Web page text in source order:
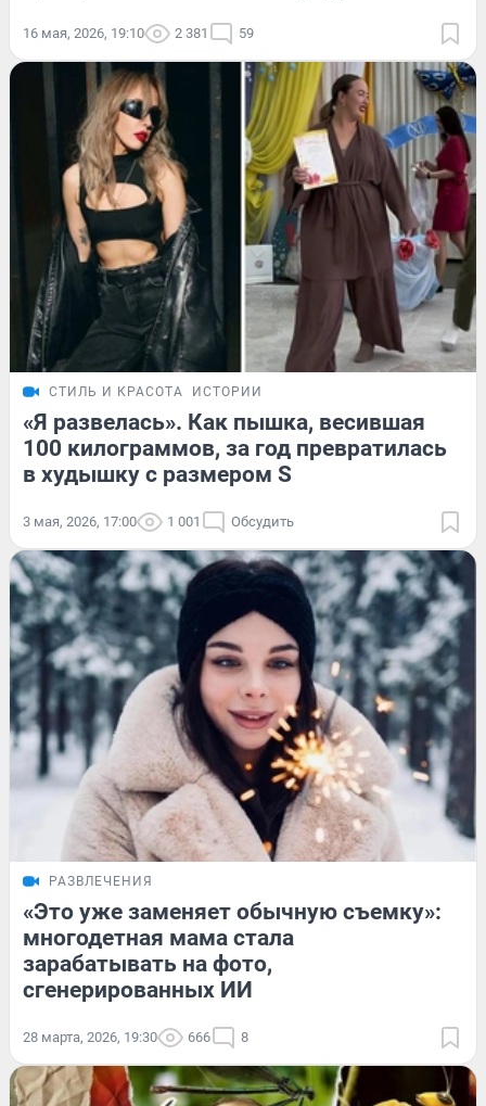
16 мая, 2026, 19:10 2 381 59
СТИЛЬ И КРАСОТА ИСТОРИИ
«Я развелась». Как пышка, весившая
100 килограммов, за год превратилась
в худышку с размером S
3 мая, 2026, 17:00 1 001 Обсудить
РАЗВЛЕЧЕНИЯ
«Это уже заменяет обычную съемку»:
многодетная мама стала
зарабатывать на фото,
сгенерированных ИИ
28 марта, 2026, 19:30 666 8